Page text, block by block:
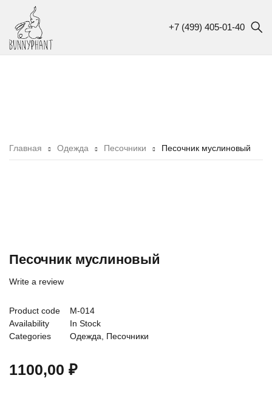
+7 (499) 405-01-40
Главная Одежда Песочники Песочник муслиновый
Песочник муслиновый
Write a review
Product code
М-014
Availability
In Stock
Categories
Одежда, Песочники
1100,00 ₽